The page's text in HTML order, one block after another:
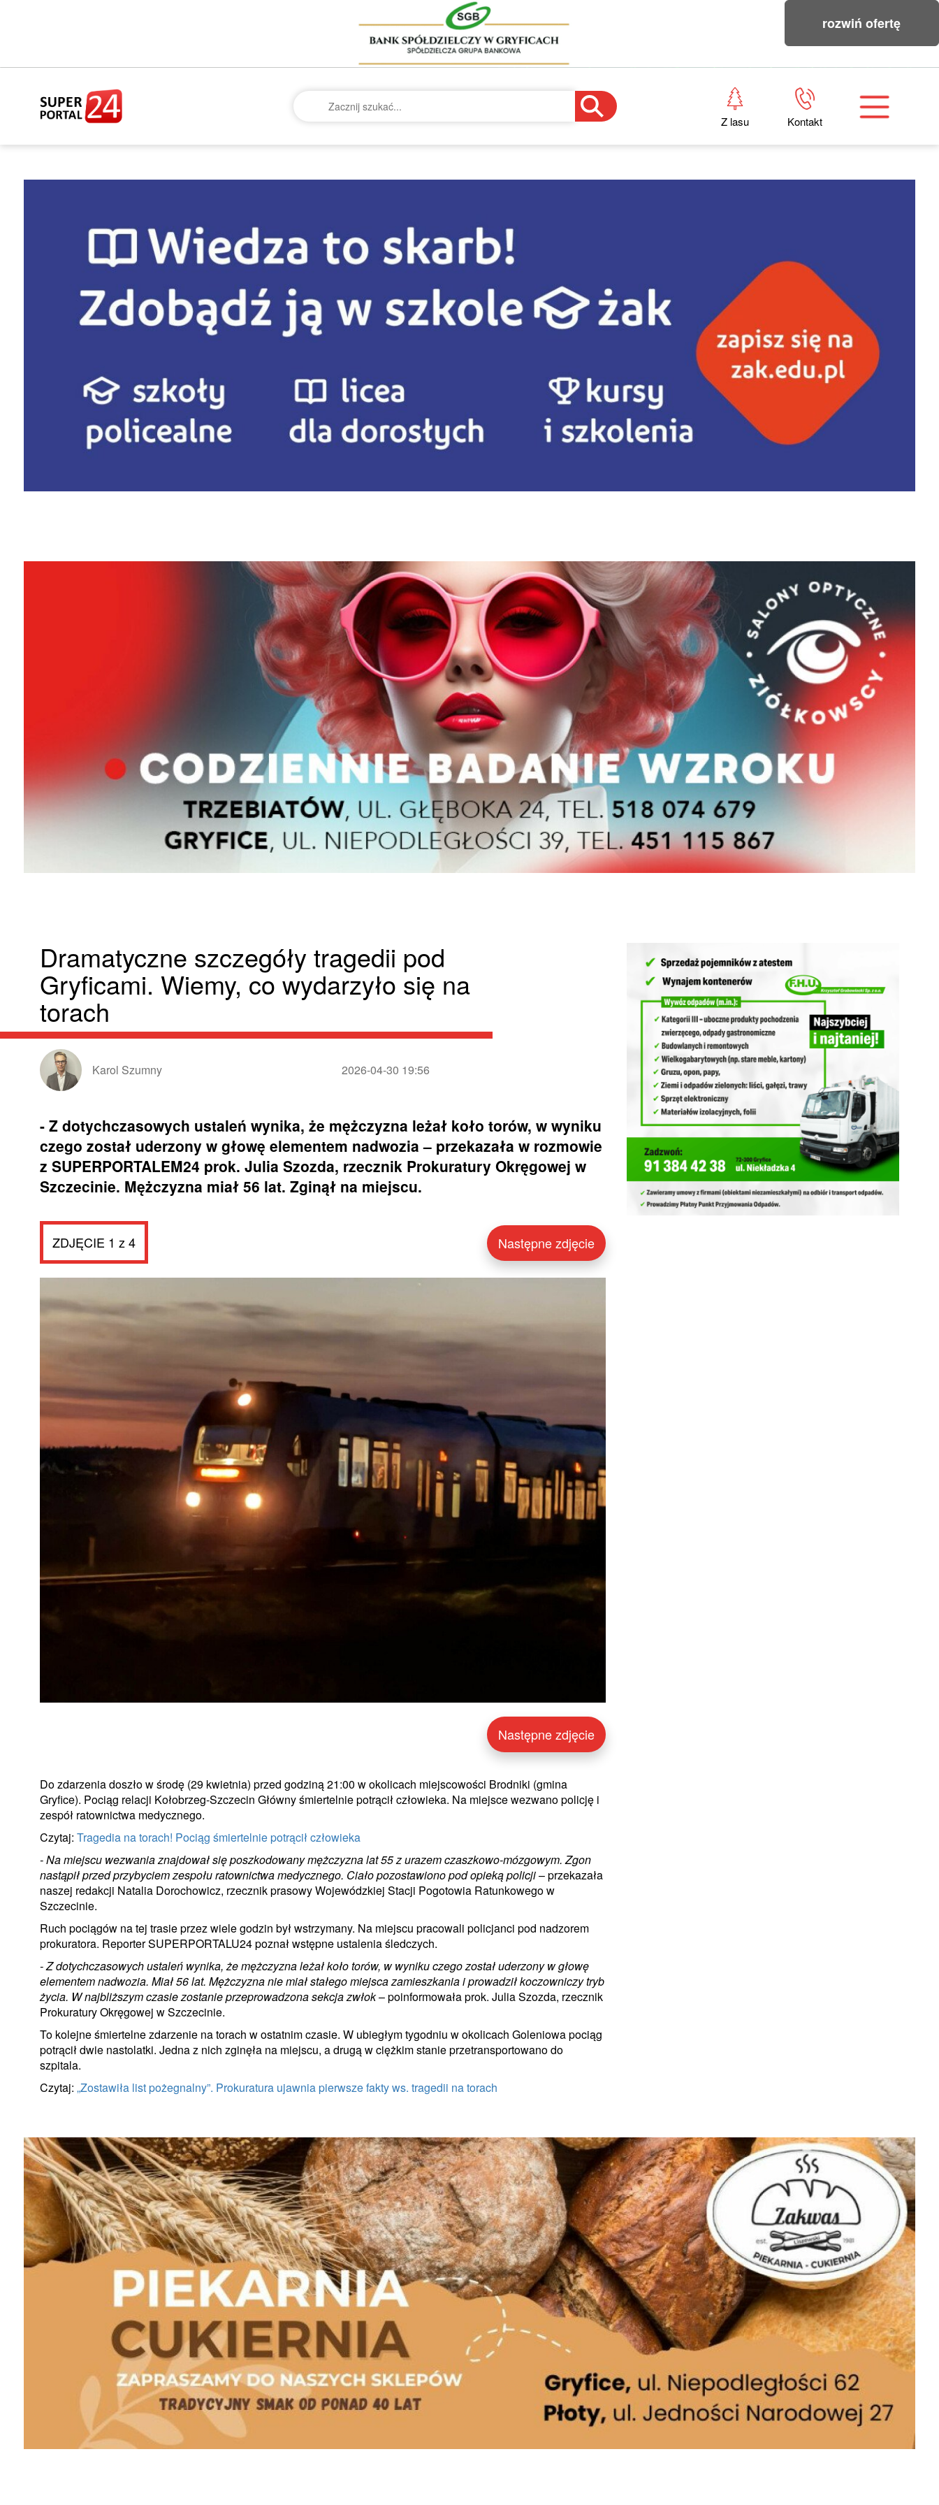
rozwiń ofertę
Z lasu Kontakt
Dramatyczne szczegóły tragedii pod
Gryficami. Wiemy, co wydarzyło się na
torach
Karol Szumny 2026-04-30 19:56
- Z dotychczasowych ustaleń wynika, że mężczyzna leżał koło torów, w wyniku
czego został uderzony w głowę elementem nadwozia – przekazała w rozmowie
z SUPERPORTALEM24 prok. Julia Szozda, rzecznik Prokuratury Okręgowej w
Szczecinie. Mężczyzna miał 56 lat. Zginął na miejscu.
ZDJĘCIE 1 z 4 Następne zdjęcie
Następne zdjęcie
Do zdarzenia doszło w środę (29 kwietnia) przed godziną 21:00 w okolicach miejscowości Brodniki (gmina
Gryfice). Pociąg relacji Kołobrzeg-Szczecin Główny śmiertelnie potrącił człowieka. Na miejsce wezwano policję i
zespół ratownictwa medycznego.
Czytaj: Tragedia na torach! Pociąg śmiertelnie potrącił człowieka
- Na miejscu wezwania znajdował się poszkodowany mężczyzna lat 55 z urazem czaszkowo-mózgowym. Zgon
nastąpił przed przybyciem zespołu ratownictwa medycznego. Ciało pozostawiono pod opieką policji– przekazała
naszej redakcji Natalia Dorochowicz, rzecznik prasowy Wojewódzkiej Stacji Pogotowia Ratunkowego w
Szczecinie.
Ruch pociągów na tej trasie przez wiele godzin był wstrzymany. Na miejscu pracowali policjanci pod nadzorem
prokuratora. Reporter SUPERPORTALU24 poznał wstępne ustalenia śledczych.
- Z dotychczasowych ustaleń wynika, że mężczyzna leżał koło torów, w wyniku czego został uderzony w głowę
elementem nadwozia. Miał 56 lat. Mężczyzna nie miał stałego miejsca zamieszkania i prowadził koczowniczy tryb
życia. W najbliższym czasie zostanie przeprowadzona sekcja zwłok– poinformowała prok. Julia Szozda, rzecznik
Prokuratury Okręgowej w Szczecinie.
To kolejne śmiertelne zdarzenie na torach w ostatnim czasie. W ubiegłym tygodniu w okolicach Goleniowa pociąg
potrącił dwie nastolatki. Jedna z nich zginęła na miejscu, a drugą w ciężkim stanie przetransportowano do
szpitala.
Czytaj: „Zostawiła list pożegnalny”. Prokuratura ujawnia pierwsze fakty ws. tragedii na torach